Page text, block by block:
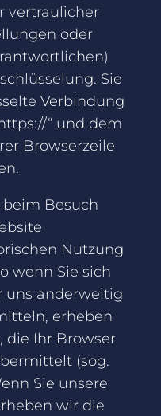
vertraulicher
oder
Sie
Verbindung
“ und dem
Browserzeile
Besuch
Nutzung
wenn Sie sich
uns anderweitig
erheben
die Ihr Browser
(sog.
Sie unsere
wir die